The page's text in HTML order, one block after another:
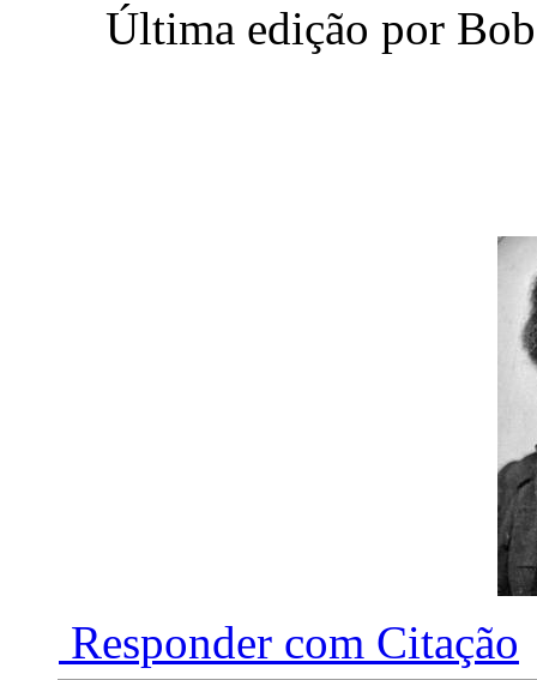
Última edição por
Responder com Citação